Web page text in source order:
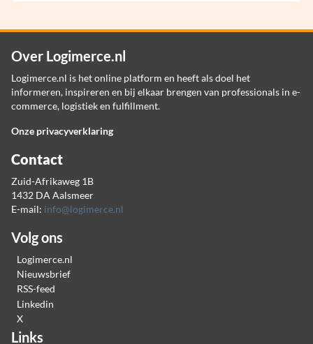
Over Logimerce.nl
Logimerce.nl is het online platform en heeft als doel het
informeren, inspireren en bij elkaar brengen van professionals in e-
commerce, logistiek en fulfillment.
Onze privacyverklaring
Contact
Zuid-Afrikaweg 1B
1432 DA Aalsmeer
E-mail: info@logimerce.nl
Volg ons
Logimerce.nl
Nieuwsbrief
RSS-feed
Linkedin
X
Links